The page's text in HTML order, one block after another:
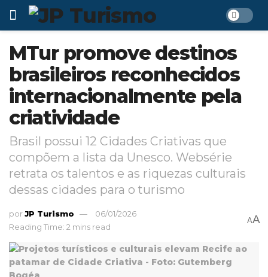
MTur promove destinos
brasileiros reconhecidos
internacionalmente pela
criatividade
Brasil possui 12 Cidades Criativas que
compõem a lista da Unesco. Websérie
retrata os talentos e as riquezas culturais
dessas cidades para o turismo
porJP Turismo
06/01/2026
Reading Time: 2 mins read
AA